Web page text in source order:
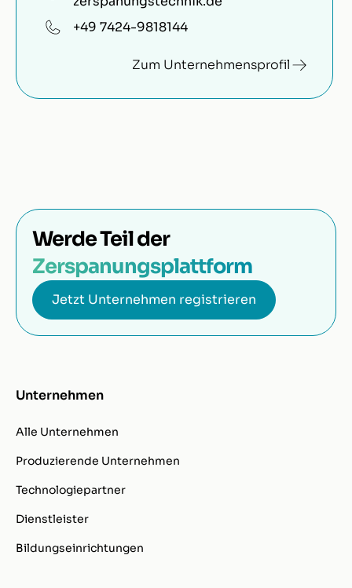
+49 7424-9818144
Zum Unternehmensprofil
Werde Teil der
Zerspanungsplattform
Jetzt Unternehmen registrieren
Unternehmen
Alle Unternehmen
Produzierende Unternehmen
Technologiepartner
Dienstleister
Bildungseinrichtungen